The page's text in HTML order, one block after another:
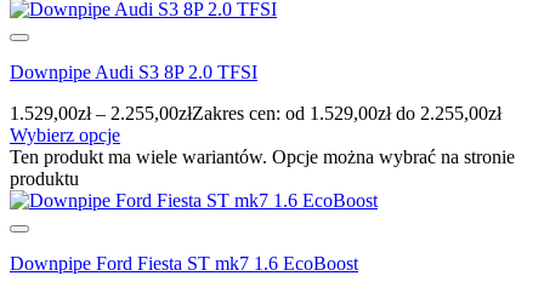
Downpipe Audi S3 8P 2.0 TFSI
1.529,00zł – 2.255,00złZakres cen: od 1.529,00zł do 2.255,00zł
Wybierz opcje
Ten produkt ma wiele wariantów. Opcje można wybrać na stronie
produktu
Downpipe Ford Fiesta ST mk7 1.6 EcoBoost